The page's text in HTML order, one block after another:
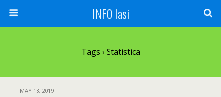
INFO Iasi
Tags › Statistica
MAY 13, 2019